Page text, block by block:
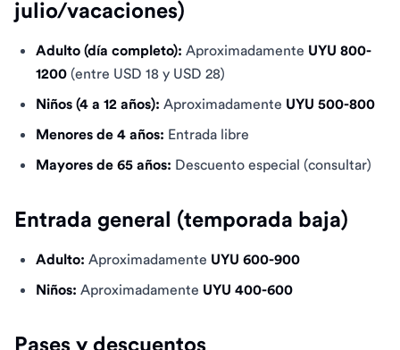
julio/vacaciones)
Adulto (día completo): Aproximadamente UYU 800-
1200 (entre USD 18 y USD 28)
Niños (4 a 12 años): Aproximadamente UYU 500-800
Menores de 4 años: Entrada libre
Mayores de 65 años: Descuento especial (consultar)
Entrada general (temporada baja)
Adulto: Aproximadamente UYU 600-900
Niños: Aproximadamente UYU 400-600
Pases y descuentos